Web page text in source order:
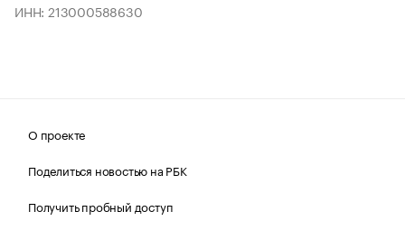
ИНН: 213000588630
О проекте
Поделиться новостью на РБК
Получить пробный доступ